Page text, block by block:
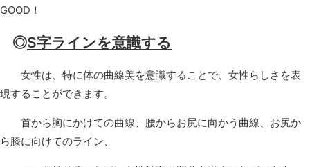
GOOD！
◎S字ラインを意識する
女性は、特に体の曲線美を意識することで、女性らしさを表
現することができます。
首から胸にかけての曲線、腰からお尻に向かう曲線、お尻か
ら膝に向けてのライン、